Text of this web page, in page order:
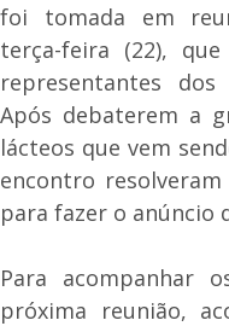
foi tomada em
terça-feira (22),
representantes
Após debaterem a
lácteos que vem
encontro
para fazer o anúncio
Para acompanhar
próxima reunião,